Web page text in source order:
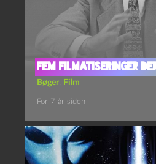
Fem filmatiseringer
Bøger Film
For 7 år siden